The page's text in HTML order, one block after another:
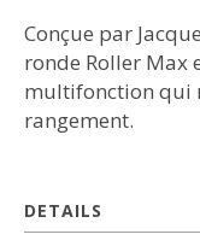
Conçue par
ronde Roller Max
multifonction qui
rangement.
DETAILS